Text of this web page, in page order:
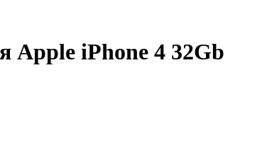
Apple iPhone 4 32Gb